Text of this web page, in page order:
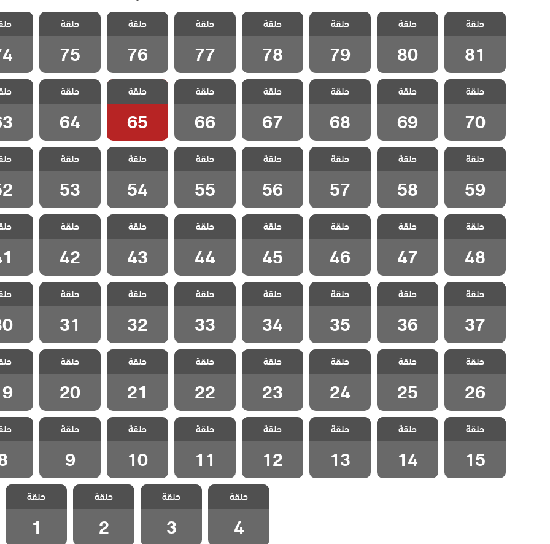
يعلم مدبلج
الحلقة 81
والاخيرة
حلقة
81
مسلسل لا احد
يعلم مدبلج
الحلقة 80
حلقة
80
مسلسل لا احد
يعلم مدبلج
الحلقة 79
حلقة
79
مسلسل لا احد
يعلم مدبلج
الحلقة 78
حلقة
78
مسلسل لا احد
يعلم مدبلج
الحلقة 77
حلقة
77
مسلسل لا احد
يعلم مدبلج
الحلقة 76
حلقة
76
مسلسل لا احد
يعلم مدبلج
الحلقة 75
حلقة
75
مسلسل
يعلم
مسلسل لا احد
يعلم مدبلج
الحلقة 70
حلقة
70
مسلسل لا احد
يعلم مدبلج
الحلقة 69
حلقة
69
مسلسل لا احد
يعلم مدبلج
الحلقة 68
حلقة
68
مسلسل لا احد
يعلم مدبلج
الحلقة 67
حلقة
67
مسلسل لا احد
يعلم مدبلج
الحلقة 66
حلقة
66
مسلسل لا احد
يعلم مدبلج
الحلقة 65
حلقة
65
مسلسل لا احد
يعلم مدبلج
الحلقة 64
حلقة
64
مسلسل
يعلم
مسلسل لا احد
يعلم مدبلج
الحلقة 59
حلقة
59
مسلسل لا احد
يعلم مدبلج
الحلقة 58
حلقة
58
مسلسل لا احد
يعلم مدبلج
الحلقة 57
حلقة
57
مسلسل لا احد
يعلم مدبلج
الحلقة 56
حلقة
56
مسلسل لا احد
يعلم مدبلج
الحلقة 55
حلقة
55
مسلسل لا احد
يعلم مدبلج
الحلقة 54
حلقة
54
مسلسل لا احد
يعلم مدبلج
الحلقة 53
حلقة
53
مسلسل
يعلم
مسلسل لا احد
يعلم مدبلج
الحلقة 48
حلقة
48
مسلسل لا احد
يعلم مدبلج
الحلقة 47
حلقة
47
مسلسل لا احد
يعلم مدبلج
الحلقة 46
حلقة
46
مسلسل لا احد
يعلم مدبلج
الحلقة 45
حلقة
45
مسلسل لا احد
يعلم مدبلج
الحلقة 44
حلقة
44
مسلسل لا احد
يعلم مدبلج
الحلقة 43
حلقة
43
مسلسل لا احد
يعلم مدبلج
الحلقة 42
حلقة
42
مسلسل
يعلم
مسلسل لا احد
يعلم مدبلج
الحلقة 37
حلقة
37
مسلسل لا احد
يعلم مدبلج
الحلقة 36
حلقة
36
مسلسل لا احد
يعلم مدبلج
الحلقة 35
حلقة
35
مسلسل لا احد
يعلم مدبلج
الحلقة 34
حلقة
34
مسلسل لا احد
يعلم مدبلج
الحلقة 33
حلقة
33
مسلسل لا احد
يعلم مدبلج
الحلقة 32
حلقة
32
مسلسل لا احد
يعلم مدبلج
الحلقة 31
حلقة
31
مسلسل
يعلم
مسلسل لا احد
يعلم مدبلج
الحلقة 26
حلقة
26
مسلسل لا احد
يعلم مدبلج
الحلقة 25
حلقة
25
مسلسل لا احد
يعلم مدبلج
الحلقة 24
حلقة
24
مسلسل لا احد
يعلم مدبلج
الحلقة 23
حلقة
23
مسلسل لا احد
يعلم مدبلج
الحلقة 22
حلقة
22
مسلسل لا احد
يعلم مدبلج
الحلقة 21
حلقة
21
مسلسل لا احد
يعلم مدبلج
الحلقة 20
حلقة
20
مسلسل
يعلم
مسلسل لا احد
يعلم مدبلج
الحلقة 15
حلقة
15
مسلسل لا احد
يعلم مدبلج
الحلقة 14
حلقة
14
مسلسل لا احد
يعلم مدبلج
الحلقة 13
حلقة
13
مسلسل لا احد
يعلم مدبلج
الحلقة 12
حلقة
12
مسلسل لا احد
يعلم مدبلج
الحلقة 11
حلقة
11
مسلسل لا احد
يعلم مدبلج
الحلقة 10
حلقة
10
مسلسل لا احد
يعلم مدبلج
الحلقة 9
حلقة
9
مسلسل
يعلم
مسلسل لا احد
يعلم مدبلج
الحلقة 4
حلقة
4
مسلسل لا احد
يعلم مدبلج
الحلقة 3
حلقة
3
مسلسل لا احد
يعلم مدبلج
الحلقة 2
حلقة
2
مسلسل لا احد
يعلم مدبلج
الحلقة 1
حلقة
1